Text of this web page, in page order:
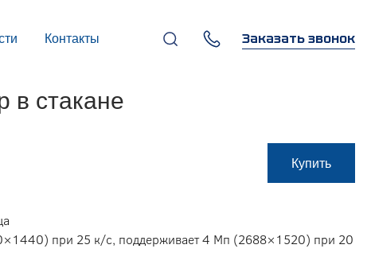
Контакты
г. Москва, 119270,
Лужнецкая наб., д. 6, стр. 1,
Заказать звонок
в стакане
Купить
при 25 к/с, поддерживает 4 Мп (2688×1520) при 20